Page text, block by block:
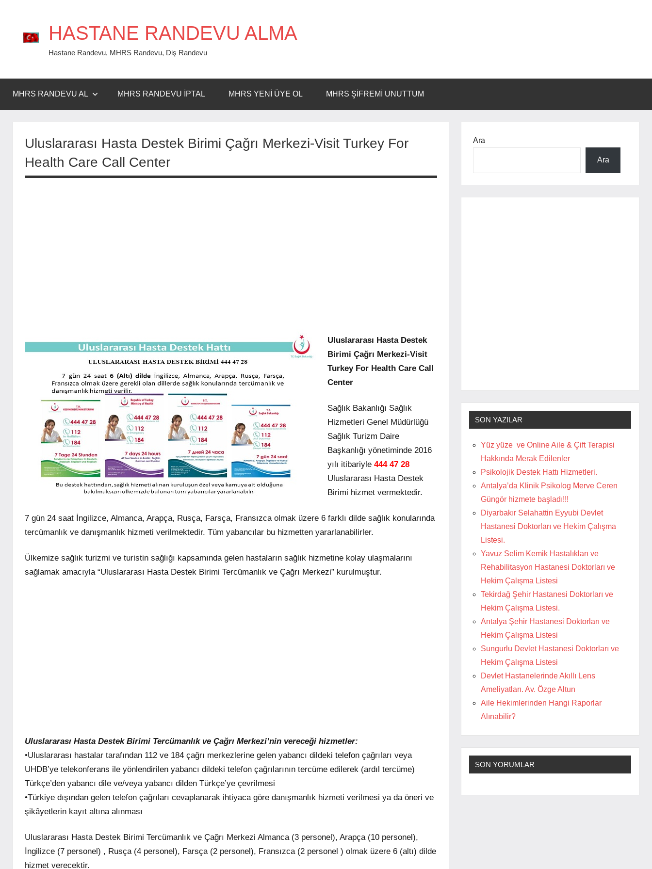
HASTANE RANDEVU ALMA
Hastane Randevu, MHRS Randevu, Diş Randevu
MHRS RANDEVU AL MHRS RANDEVU İPTAL MHRS YENI ÜYE OL MHRS ŞIFREMI UNUTTUM
Uluslararası Hasta Destek Birimi Çağrı Merkezi-Visit Turkey For
Health Care Call Center
Uluslararası Hasta Destek
Birimi Çağrı Merkezi-Visit
Turkey For Health Care Call
Center
Sağlık Bakanlığı Sağlık
Hizmetleri Genel Müdürlüğü
Sağlık Turizm Daire
Başkanlığı yönetiminde 2016
yılı itibariyle 444 47 28
Uluslararası Hasta Destek
Birimi hizmet vermektedir.
7 gün 24 saat İngilizce, Almanca, Arapça, Rusça, Farsça, Fransızca olmak üzere 6 farklı dilde sağlık konularında
tercümanlık ve danışmanlık hizmeti verilmektedir. Tüm yabancılar bu hizmetten yararlanabilirler.
Ülkemize sağlık turizmi ve turistin sağlığı kapsamında gelen hastaların sağlık hizmetine kolay ulaşmalarını
sağlamak amacıyla “Uluslararası Hasta Destek Birimi Tercümanlık ve Çağrı Merkezi” kurulmuştur.
Uluslararası Hasta Destek Birimi Tercümanlık ve Çağrı Merkezi’nin vereceği hizmetler:
•Uluslararası hastalar tarafından 112 ve 184 çağrı merkezlerine gelen yabancı dildeki telefon çağrıları veya
UHDB’ye telekonferans ile yönlendirilen yabancı dildeki telefon çağrılarının tercüme edilerek (ardıl tercüme)
Türkçe’den yabancı dile ve/veya yabancı dilden Türkçe’ye çevrilmesi
•Türkiye dışından gelen telefon çağrıları cevaplanarak ihtiyaca göre danışmanlık hizmeti verilmesi ya da öneri ve
şikâyetlerin kayıt altına alınması
Uluslararası Hasta Destek Birimi Tercümanlık ve Çağrı Merkezi Almanca (3 personel), Arapça (10 personel),
İngilizce (7 personel) , Rusça (4 personel), Farsça (2 personel), Fransızca (2 personel ) olmak üzere 6 (altı) dilde
hizmet verecektir.
Ara
Ara
SON YAZILAR
Yüz yüze ve Online Aile & Çift Terapisi
Hakkında Merak Edilenler
Psikolojik Destek Hattı Hizmetleri.
Antalya’da Klinik Psikolog Merve Ceren
Güngör hizmete başladı!!!
Diyarbakır Selahattin Eyyubi Devlet
Hastanesi Doktorları ve Hekim Çalışma
Listesi.
Yavuz Selim Kemik Hastalıkları ve
Rehabilitasyon Hastanesi Doktorları ve
Hekim Çalışma Listesi
Tekirdağ Şehir Hastanesi Doktorları ve
Hekim Çalışma Listesi.
Antalya Şehir Hastanesi Doktorları ve
Hekim Çalışma Listesi
Sungurlu Devlet Hastanesi Doktorları ve
Hekim Çalışma Listesi
Devlet Hastanelerinde Akıllı Lens
Ameliyatları. Av. Özge Altun
Aile Hekimlerinden Hangi Raporlar
Alınabilir?
SON YORUMLAR